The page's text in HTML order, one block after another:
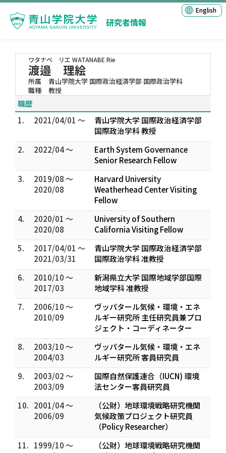
研究者情報
English
ワタナベ リエ WATANABE Rie
渡邉 理絵
所属
青山学院大学 国際政治経済学部 国際政治学科
職種
教授
職歴
1.
2021/04/01 ～
青山学院大学 国際政治経済学部
国際政治学科 教授
2.
2022/04 ～
Earth System Governance
Senior Research Fellow
3.
2019/08 ～
2020/08
Harvard University
Weatherhead Center Visiting
Fellow
4.
2020/01 ～
2020/08
University of Southern
California Visiting Fellow
5.
2017/04/01 ～
2021/03/31
青山学院大学 国際政治経済学部
国際政治学科 准教授
6.
2010/10 ～
2017/03
新潟県立大学 国際地域学部国際
地域学科 准教授
7.
2006/10 ～
2010/09
ヴッパタール気候・環境・エネ
ルギー研究所 主任研究員兼プロ
ジェクト・コーディネーター
8.
2003/10 ～
2004/03
ヴッパタール気候・環境・エネ
ルギー研究所 客員研究員
9.
2003/02 ～
2003/09
国際自然保護連合（IUCN) 環境
法センター客員研究員
10. 2001/04 ～
2006/09
（公財）地球環境戦略研究機関
気候政策プロジェクト研究員
（Policy Researcher）
11. 1999/10 ～
（公財）地球環境戦略研究機関